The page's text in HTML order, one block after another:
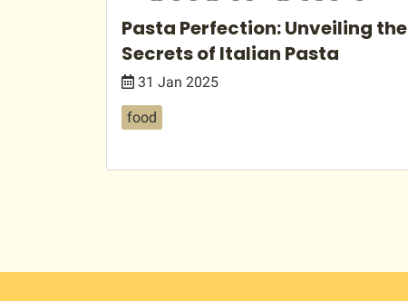
Pasta Perfection: Unveiling the
Secrets of Italian Pasta
31 Jan 2025
food